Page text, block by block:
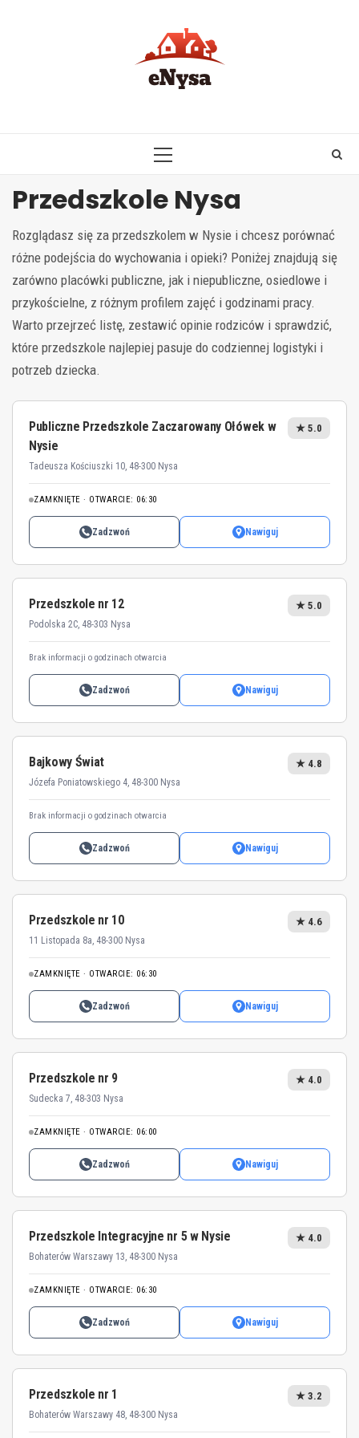
PRIMARY
Przedszkole Nysa
Rozglądasz się za przedszkolem w Nysie i chcesz porównać
różne podejścia do wychowania i opieki? Poniżej znajdują się
zarówno placówki publiczne, jak i niepubliczne, osiedlowe i
przykościelne, z różnym profilem zajęć i godzinami pracy.
Warto przejrzeć listę, zestawić opinie rodziców i sprawdzić,
które przedszkole najlepiej pasuje do codziennej logistyki i
potrzeb dziecka.
Publiczne Przedszkole Zaczarowany Ołówek w
Nysie
Tadeusza Kościuszki 10, 48-300 Nysa
★ 5.0
ZAMKNIĘTE · OTWARCIE: 06:30
Zadzwoń Nawiguj
Przedszkole nr 12
Podolska 2C, 48-303 Nysa
★ 5.0
Brak informacji o godzinach otwarcia
Zadzwoń Nawiguj
Bajkowy Świat
Józefa Poniatowskiego 4, 48-300 Nysa
★ 4.8
Brak informacji o godzinach otwarcia
Zadzwoń Nawiguj
Przedszkole nr 10
11 Listopada 8a, 48-300 Nysa
★ 4.6
ZAMKNIĘTE · OTWARCIE: 06:30
Zadzwoń Nawiguj
Przedszkole nr 9
Sudecka 7, 48-303 Nysa
★ 4.0
ZAMKNIĘTE · OTWARCIE: 06:00
Zadzwoń Nawiguj
Przedszkole Integracyjne nr 5 w Nysie
Bohaterów Warszawy 13, 48-300 Nysa
★ 4.0
ZAMKNIĘTE · OTWARCIE: 06:30
Zadzwoń Nawiguj
Przedszkole nr 1
Bohaterów Warszawy 48, 48-300 Nysa
★ 3.2